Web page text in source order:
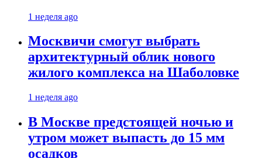
1 неделя ago
Москвичи смогут выбрать
архитектурный облик нового
жилого комплекса на Шаболовке
1 неделя ago
В Москве предстоящей ночью и
утром может выпасть до 15 мм
осадков